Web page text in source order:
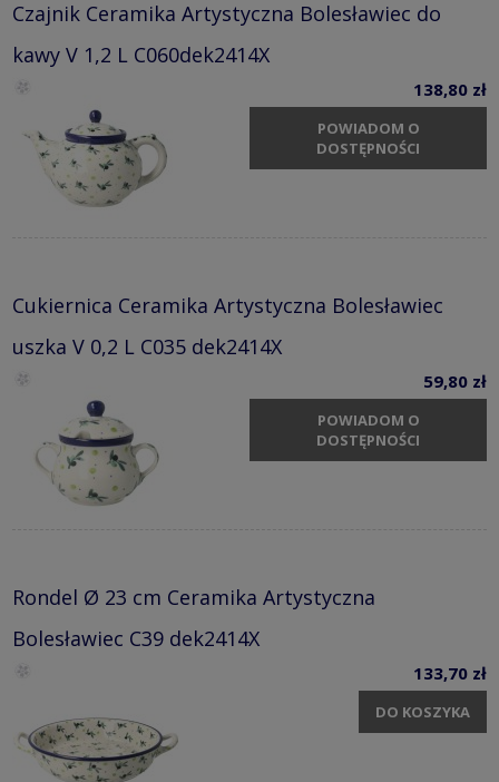
Czajnik Ceramika Artystyczna Bolesławiec do
kawy V 1,2 L C060dek2414X
138,80 zł
POWIADOM O
DOSTĘPNOŚCI
Cukiernica Ceramika Artystyczna Bolesławiec
uszka V 0,2 L C035 dek2414X
59,80 zł
POWIADOM O
DOSTĘPNOŚCI
Rondel Ø 23 cm Ceramika Artystyczna
Bolesławiec C39 dek2414X
133,70 zł
DO KOSZYKA